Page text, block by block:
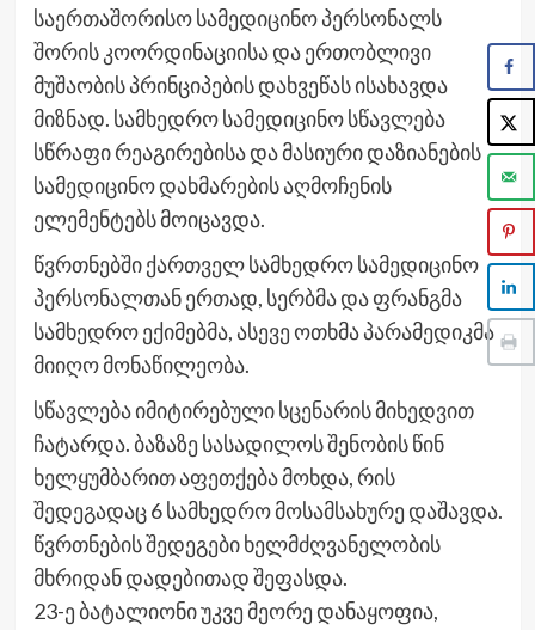
საერთაშორისო სამედიცინო პერსონალს
შორის კოორდინაციისა და ერთობლივი
მუშაობის პრინციპების დახვეწას ისახავდა
მიზნად. სამხედრო სამედიცინო სწავლება
სწრაფი რეაგირებისა და მასიური დაზიანების
სამედიცინო დახმარების აღმოჩენის
ელემენტებს მოიცავდა.
წვრთნებში ქართველ სამხედრო სამედიცინო
პერსონალთან ერთად, სერბმა და ფრანგმა
სამხედრო ექიმებმა, ასევე ოთხმა პარამედიკმა
მიიღო მონაწილეობა.
სწავლება იმიტირებული სცენარის მიხედვით
ჩატარდა. ბაზაზე სასადილოს შენობის წინ
ხელყუმბარით აფეთქება მოხდა, რის
შედეგადაც 6 სამხედრო მოსამსახურე დაშავდა.
წვრთნების შედეგები ხელმძღვანელობის
მხრიდან დადებითად შეფასდა.
23-ე ბატალიონი უკვე მეორე დანაყოფია,